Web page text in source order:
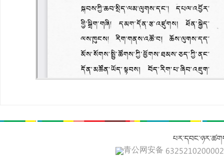
青公网安备